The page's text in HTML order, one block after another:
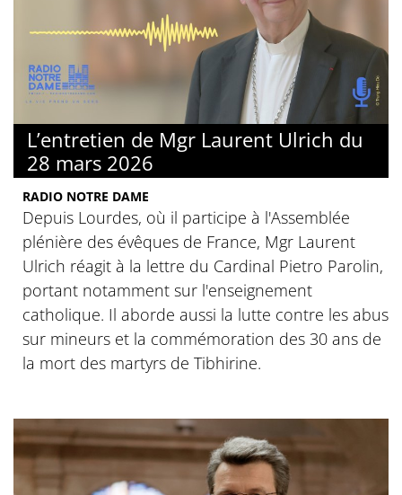
L’entretien de Mgr Laurent Ulrich du
28 mars 2026
RADIO NOTRE DAME
Depuis Lourdes, où il participe à l'Assemblée
plénière des évêques de France, Mgr Laurent
Ulrich réagit à la lettre du Cardinal Pietro Parolin,
portant notamment sur l'enseignement
catholique. Il aborde aussi la lutte contre les abus
sur mineurs et la commémoration des 30 ans de
la mort des martyrs de Tibhirine.